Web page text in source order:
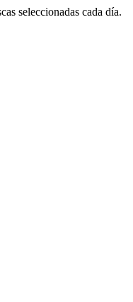
seleccionadas cada día.